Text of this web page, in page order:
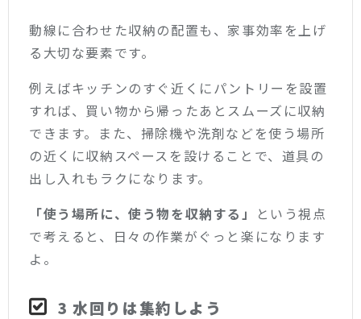
動線に合わせた収納の配置も、家事効率を上げ
る大切な要素です。
例えばキッチンのすぐ近くにパントリーを設置
すれば、買い物から帰ったあとスムーズに収納
できます。また、掃除機や洗剤などを使う場所
の近くに収納スペースを設けることで、道具の
出し入れもラクになります。
「使う場所に、使う物を収納する」
という視点
で考えると、日々の作業がぐっと楽になります
よ。
3 水回りは集約しよう